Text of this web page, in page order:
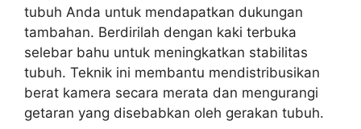
tubuh Anda untuk mendapatkan dukungan
tambahan. Berdirilah dengan kaki terbuka
selebar bahu untuk meningkatkan stabilitas
tubuh. Teknik ini membantu mendistribusikan
berat kamera secara merata dan mengurangi
getaran yang disebabkan oleh gerakan tubuh.